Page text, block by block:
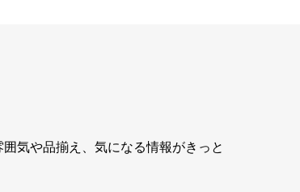
気や品揃え、気になる情報がきっと